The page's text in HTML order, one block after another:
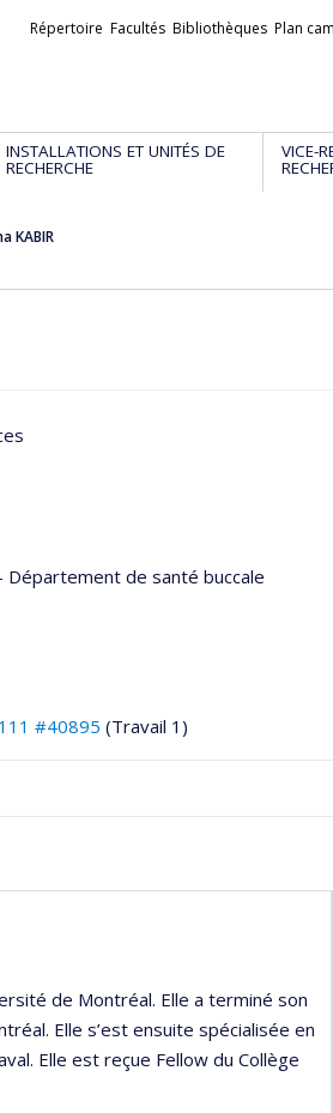
Liens
Répertoire Facultés Bibliothèques Plan
INSTALLATIONS ET UNITÉS DE
RECHERCHE
VICE-
KABIR
Département de santé buccale
#40895 (Travail 1)
de Montréal. Elle a terminé son
Elle s’est ensuite spécialisée en
Elle est reçue Fellow du Collège